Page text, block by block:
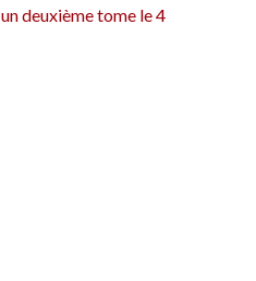
un deuxième tome le 4